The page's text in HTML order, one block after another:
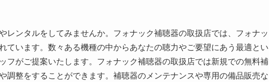
レンタルをしてみませんか。フォナック補聴器の取扱店では、フォナッ
ています。数々ある機種の中からあなたの聴力やご要望にあう最適とい
フがご提案いたします。フォナック補聴器の取扱店では新規での無料補
調整をすることができます。補聴器のメンテナンスや専用の備品販売な